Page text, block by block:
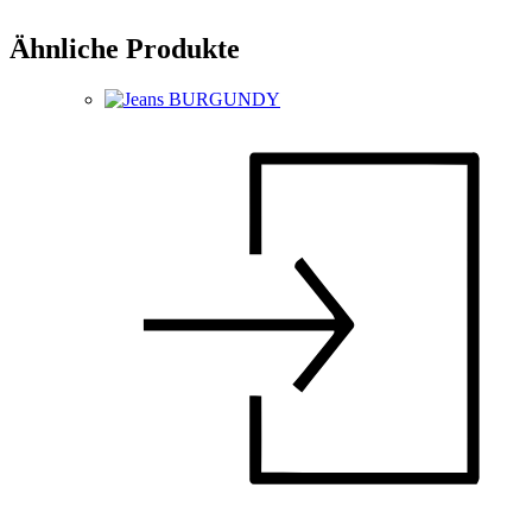
Ähnliche Produkte